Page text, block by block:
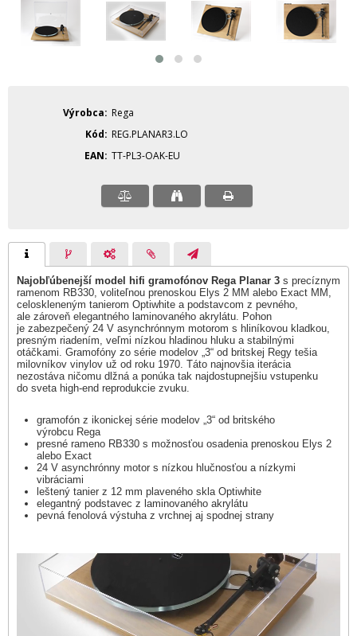
Výrobca
Rega
Kód
REG.PLANAR3.LO
EAN TT-PL3-OAK-EU
Najobľúbenejší model hifi gramofónov Rega Planar 3 s precíznym
ramenom RB330, voliteľnou prenoskou Elys 2 MM alebo Exact MM,
celoskleneným tanierom Optiwhite a podstavcom z pevného,
ale zároveň elegantného laminovaného akrylátu. Pohon
je zabezpečený 24 V asynchrónnym motorom s hliníkovou kladkou,
presným riadením, veľmi nízkou hladinou hluku a stabilnými
otáčkami. Gramofóny zo série modelov „3“ od britskej Regy tešia
milovníkov vinylov už od roku 1970. Táto najnovšia iterácia
nezostáva ničomu dlžná a ponúka tak najdostupnejšiu vstupenku
do sveta high-end reprodukcie zvuku.
gramofón z ikonickej série modelov „3“ od britského
výrobcu Rega
presné rameno RB330 s možnosťou osadenia prenoskou Elys 2
alebo Exact
24 V asynchrónny motor s nízkou hlučnosťou a nízkymi
vibráciami
leštený tanier z 12 mm plaveného skla Optiwhite
elegantný podstavec z laminovaného akrylátu
pevná fenolová výstuha z vrchnej aj spodnej strany